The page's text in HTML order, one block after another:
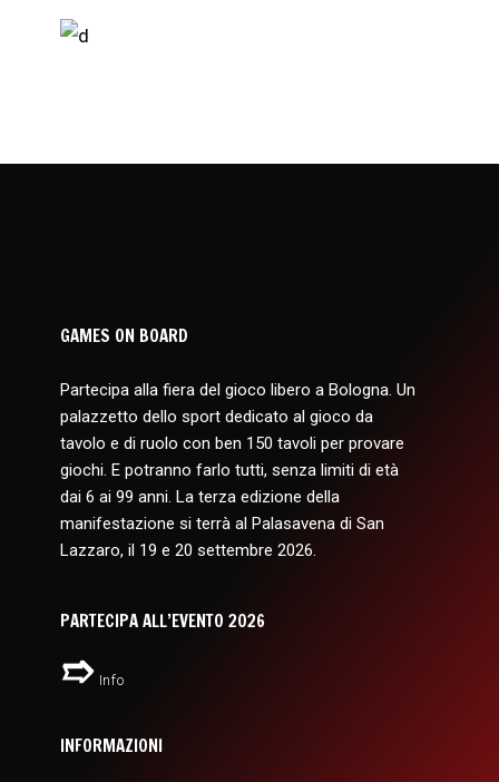
GAMES ON BOARD
Partecipa alla fiera del gioco libero a Bologna. Un
palazzetto dello sport dedicato al gioco da
tavolo e di ruolo con ben 150 tavoli per provare
giochi. E potranno farlo tutti, senza limiti di età
dai 6 ai 99 anni. La terza edizione della
manifestazione si terrà al Palasavena di San
Lazzaro, il 19 e 20 settembre 2026.
PARTECIPA ALL’EVENTO 2026
Info
INFORMAZIONI